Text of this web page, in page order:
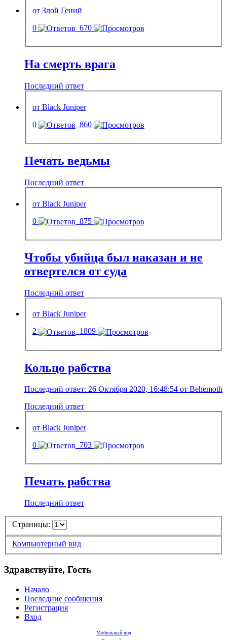
от Злой Гений
0
670
На смерть врага
Последний ответ
от Black Juniper
0
860
Печать ведьмы
Последний ответ
от Black Juniper
0
875
Чтобы убийца был наказан и не
отвертелся от суда
Последний ответ
от Black Juniper
2
1809
Кольцо рабства
Последний ответ: 26 Октября 2020, 16:48:54 от Behemoth
Последний ответ
от Black Juniper
0
703
Печать рабства
Последний ответ
Страницы:
Компьютерный вид
Здравствуйте, Гость
Начало
Последние сообщения
Регистрация
Вход
Мобильный вид